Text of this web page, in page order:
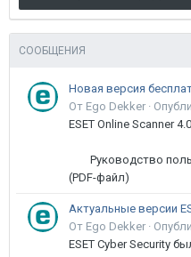
СООБЩЕНИЯ
От Ego Dekker ·
ESET Online Scanner
Руководство
(PDF-файл)
Актуальные версии
От Ego Dekker ·
ESET Cyber Security